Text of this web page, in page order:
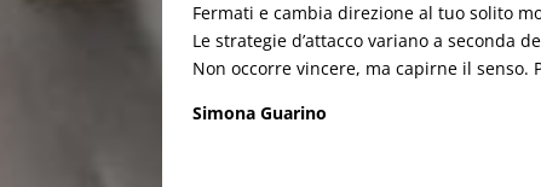
Fermati e cambia direzione al tuo solito
Le strategie d’attacco variano a seconda
Non occorre vincere, ma capirne il
Simona Guarino